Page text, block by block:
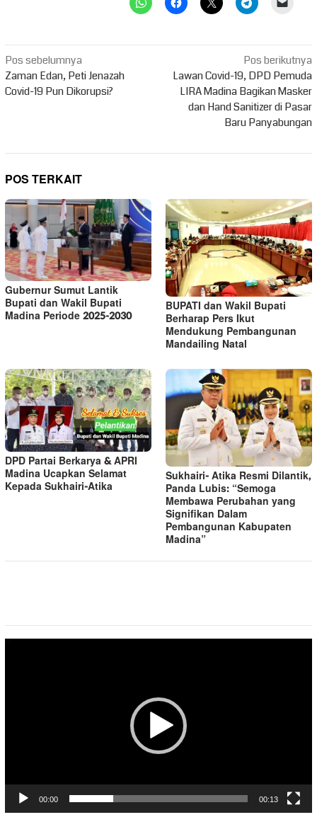
Navigasi
pos
Pos sebelumnya
Zaman Edan, Peti Jenazah
Covid-19 Pun Dikorupsi?
Pos berikutnya
Lawan Covid-19, DPD Pemuda
LIRA Madina Bagikan Masker
dan Hand Sanitizer di Pasar
Baru Panyabungan
POS TERKAIT
Gubernur Sumut Lantik
Bupati dan Wakil Bupati
Madina Periode 2025-2030
BUPATI dan Wakil Bupati
Berharap Pers Ikut
Mendukung Pembangunan
Mandailing Natal
DPD Partai Berkarya & APRI
Madina Ucapkan Selamat
Kepada Sukhairi-Atika
Sukhairi- Atika Resmi Dilantik,
Panda Lubis: “Semoga
Membawa Perubahan yang
Signifikan Dalam
Pembangunan Kabupaten
Madina”
00:00 00:13